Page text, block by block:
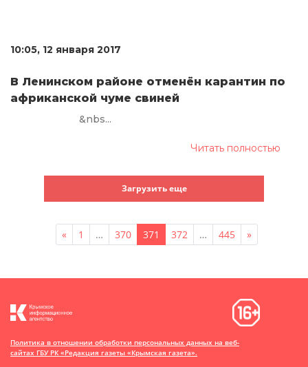
10:05, 12 января 2017
В Ленинском районе отменён карантин по
африканской чуме свиней
&nbs...
Читать полностью
Загрузить еще
« 1 … 370 371 372 … 445 »
Политика в отношении обработки персональных данных на веб-
сайтах ГБУ РК «Редакция газеты «Крымская газета».